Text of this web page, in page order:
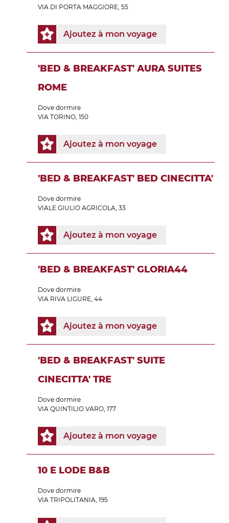
VIA DI PORTA MAGGIORE, 55
Ajoutez à mon voyage
'BED & BREAKFAST' AURA SUITES
ROME
Dove dormire
VIA TORINO, 150
Ajoutez à mon voyage
'BED & BREAKFAST' BED CINECITTA'
Dove dormire
VIALE GIULIO AGRICOLA, 33
Ajoutez à mon voyage
'BED & BREAKFAST' GLORIA44
Dove dormire
VIA RIVA LIGURE, 44
Ajoutez à mon voyage
'BED & BREAKFAST' SUITE
CINECITTA' TRE
Dove dormire
VIA QUINTILIO VARO, 177
Ajoutez à mon voyage
10 E LODE B&B
Dove dormire
VIA TRIPOLITANIA, 195